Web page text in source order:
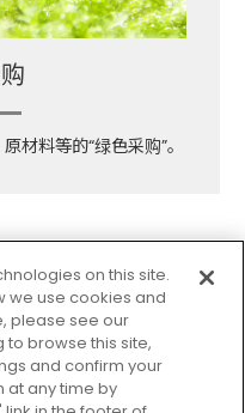
原材料等的“绿色采购”。
on this site.
we use cookies and
please see our
to browse this site,
and confirm your
at any time by